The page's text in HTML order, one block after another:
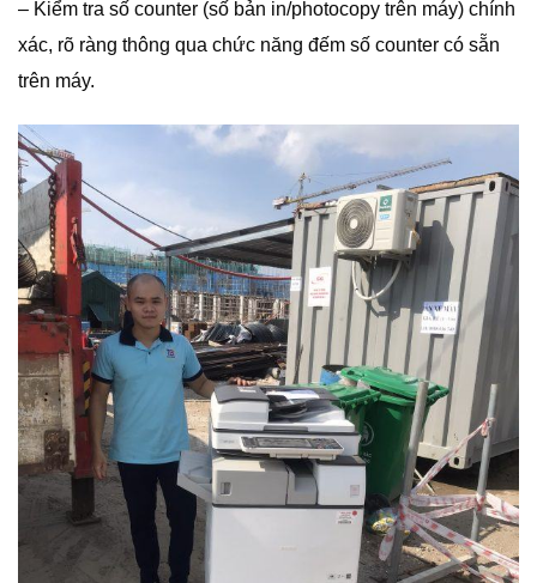
– Kiểm tra số counter (số bản in/photocopy trên máy) chính
xác, rõ ràng thông qua chức năng đếm số counter có sẵn
trên máy.